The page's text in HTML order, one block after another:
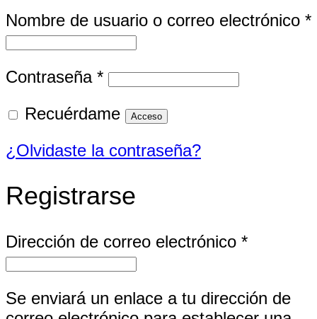
Nombre de usuario o correo electrónico *
Contraseña *Obligatorio
Recuérdame
Acceso
¿Olvidaste la contraseña?
Registrarse
Dirección de correo electrónico *
Se enviará un enlace a tu dirección de